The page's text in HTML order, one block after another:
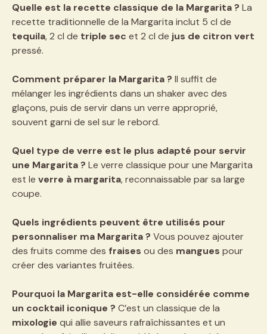
Quelle est la recette classique de la Margarita ? La
recette traditionnelle de la Margarita inclut 5 cl de
tequila, 2 cl de triple sec et 2 cl de jus de citron vert
pressé.
Comment préparer la Margarita ? Il suffit de
mélanger les ingrédients dans un shaker avec des
glaçons, puis de servir dans un verre approprié,
souvent garni de sel sur le rebord.
Quel type de verre est le plus adapté pour servir
une Margarita ? Le verre classique pour une Margarita
est le verre à margarita, reconnaissable par sa large
coupe.
Quels ingrédients peuvent être utilisés pour
personnaliser ma Margarita ? Vous pouvez ajouter
des fruits comme des fraises ou des mangues pour
créer des variantes fruitées.
Pourquoi la Margarita est-elle considérée comme
un cocktail iconique ? C’est un classique de la
mixologie qui allie saveurs rafraîchissantes et un